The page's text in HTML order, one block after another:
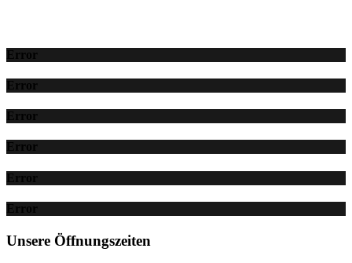
Error
Error
Error
Error
Error
Error
Unsere Öffnungszeiten